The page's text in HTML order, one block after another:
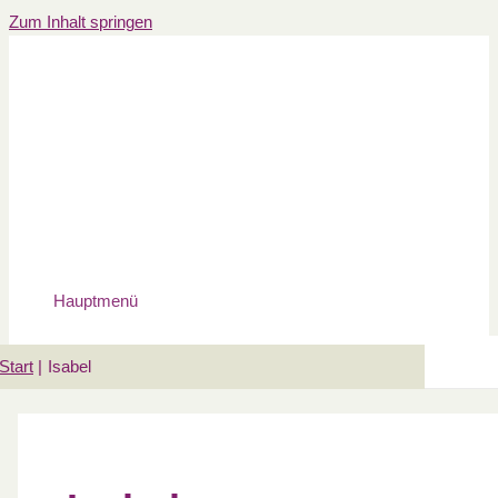
Zum Inhalt springen
Hauptmenü
Start Isabel